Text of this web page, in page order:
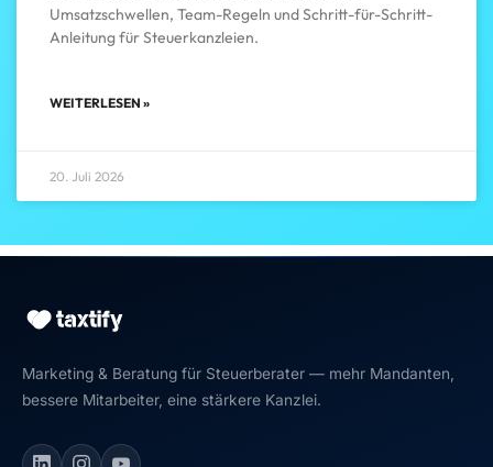
Umsatzschwellen, Team-Regeln und Schritt-für-Schritt-
Anleitung für Steuerkanzleien.
WEITERLESEN »
20. Juli 2026
Maximilian J. Müller von Baczko
Marketing & Beratung für Steuerberater — mehr Mandanten,
bessere Mitarbeiter, eine stärkere Kanzlei.